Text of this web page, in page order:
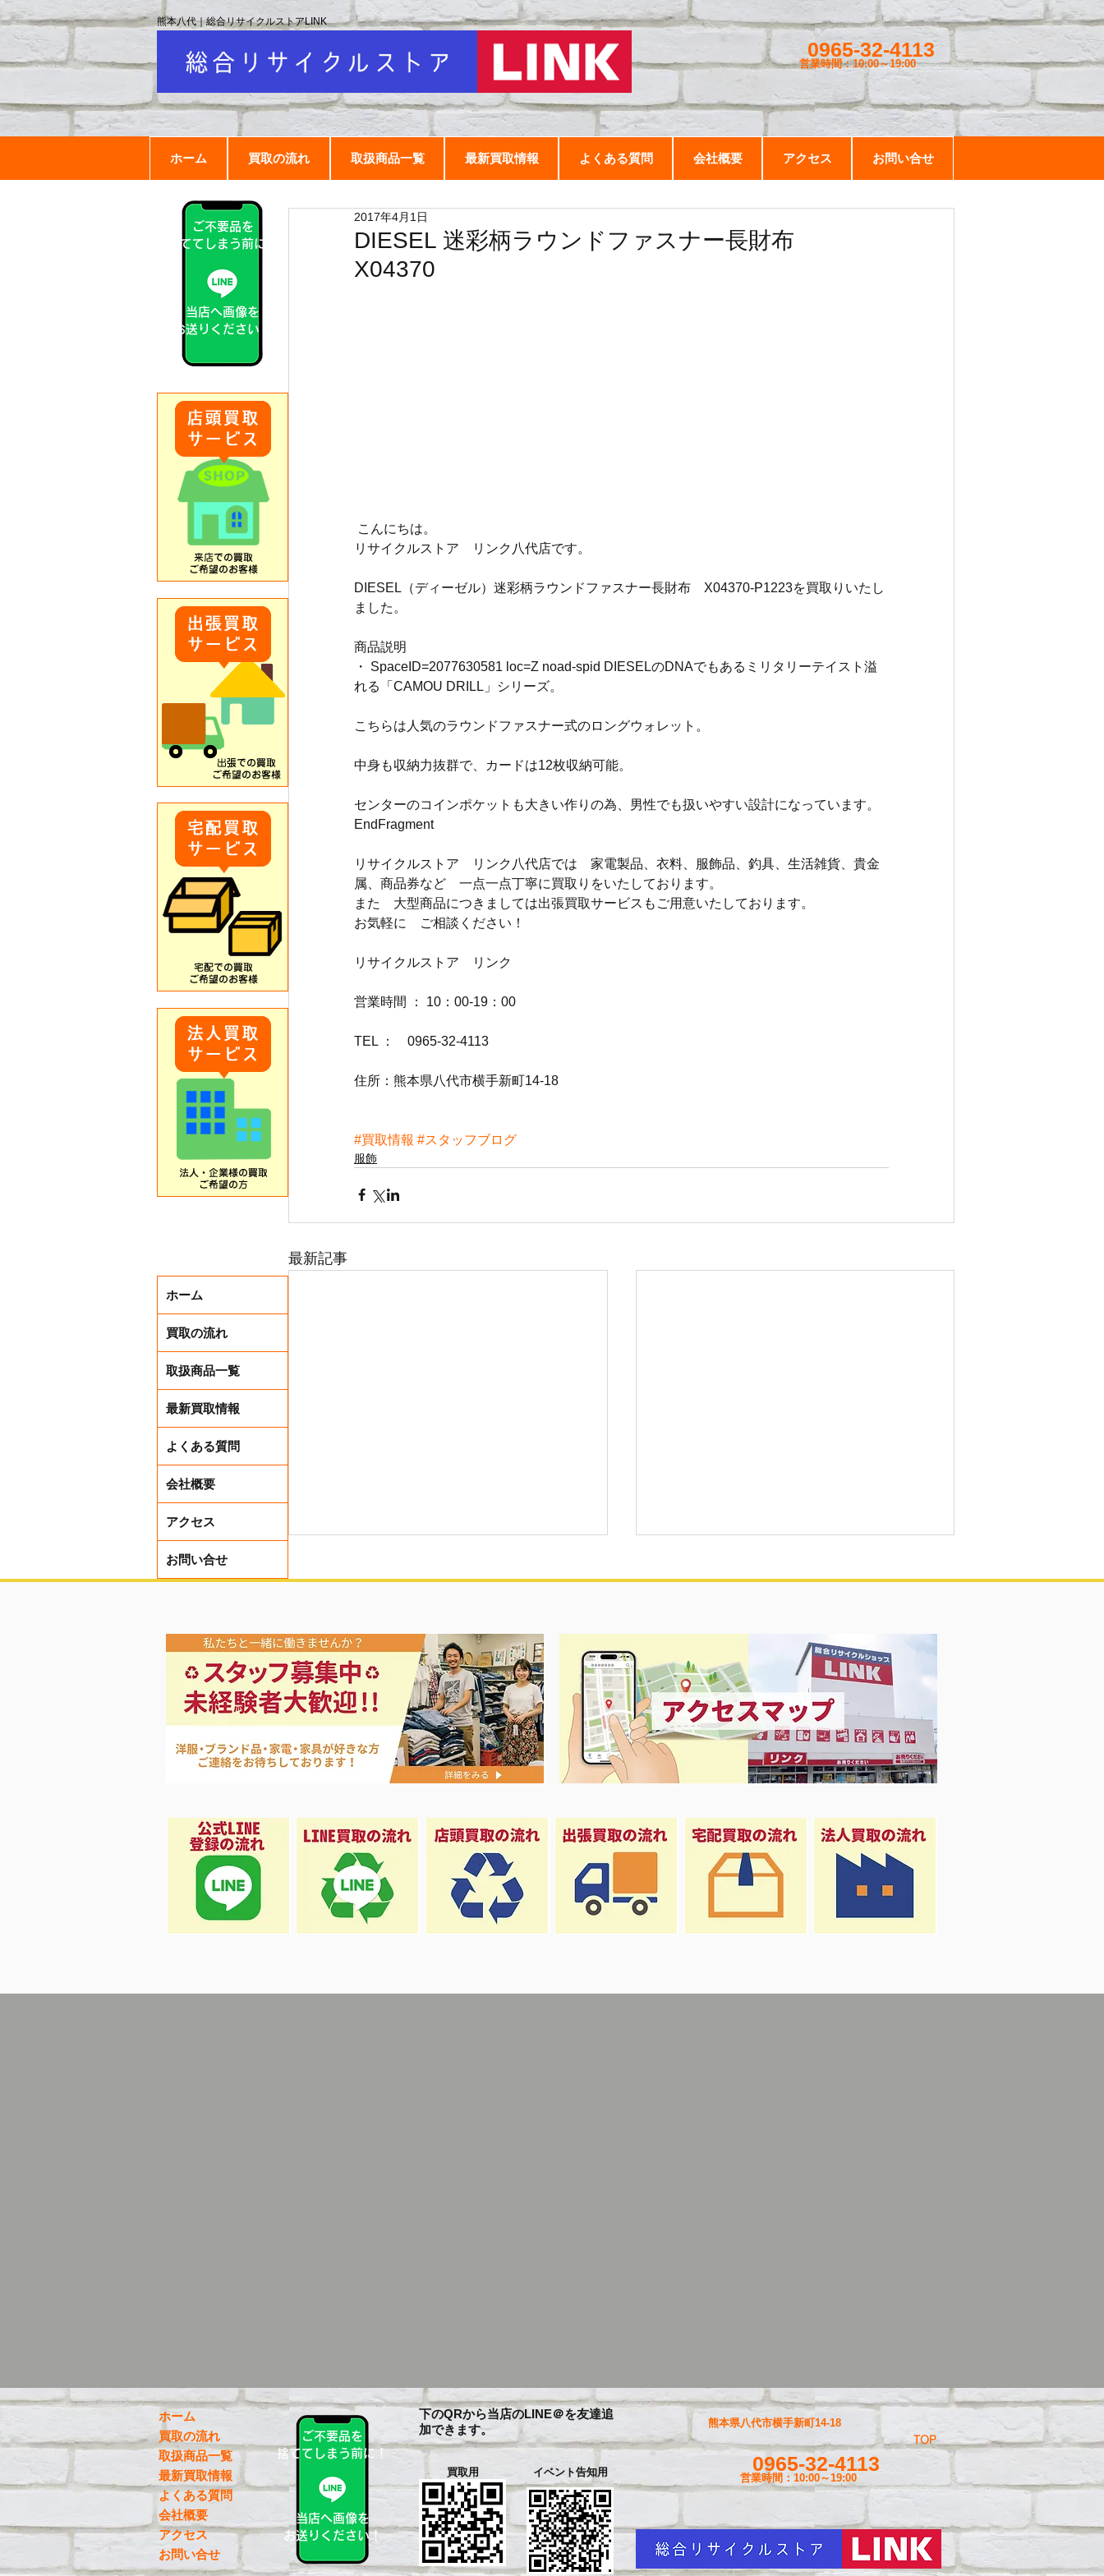
0965-32-4113
営業時間：10:00～19:00
ホーム 買取の流れ 取扱商品一覧 最新買取情報 よくある質問 会社概要 アクセス お問い合せ
熊本八代｜総合リサイクルストアLINK
DIESEL 迷彩柄ラウンドファスナー長財布
X04370
2017年4月1日
こんにちは。
リサイクルストア　リンク八代店です。
DIESEL（ディーゼル）迷彩柄ラウンドファスナー長財布　X04370-P1223を買取りいたし
ました。
商品説明
・ SpaceID=2077630581 loc=Z noad-spid DIESELのDNAでもあるミリタリーテイスト溢
れる「CAMOU DRILL」シリーズ。
こちらは人気のラウンドファスナー式のロングウォレット。
中身も収納力抜群で、カードは12枚収納可能。
センターのコインポケットも大きい作りの為、男性でも扱いやすい設計になっています。
EndFragment
リサイクルストア　リンク八代店では　家電製品、衣料、服飾品、釣具、生活雑貨、貴金
属、商品券など　一点一点丁寧に買取りをいたしております。
また　大型商品につきましては出張買取サービスもご用意いたしております。
お気軽に　ご相談ください！
リサイクルストア　リンク
営業時間 ： 10：00-19：00
TEL ：　0965-32-4113
住所：熊本県八代市横手新町14-18
#買取情報 #スタッフブログ
服飾
最新記事
メンズ・レディス香水大量買取り
アップルウォッチ 第2世代 A2723
ホーム
買取の流れ
取扱商品一覧
最新買取情報
よくある質問
会社概要
アクセス
お問い合せ
ご不要品を
捨ててしまう前に！
当店へ画像を
お送りください！
ホーム
買取の流れ
取扱商品一覧
最新買取情報
よくある質問
会社概要
アクセス
お問い合せ
ご不要品を
捨ててしまう前に！
当店へ画像を
お送りください！
下のQRから当店のLINE＠を友達追
加できます。
買取用 イベント告知用
TOP
0965-32-4113
営業時間：10:00～19:00
熊本県八代市横手新町14-18